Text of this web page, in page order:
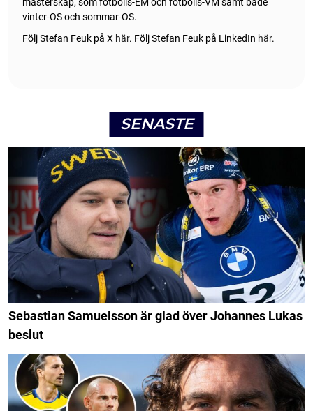
vinter-OS och sommar-OS.
Följ Stefan Feuk på X här. Följ Stefan Feuk på LinkedIn här.
SENASTE
Sebastian Samuelsson är glad över Johannes Lukas
beslut